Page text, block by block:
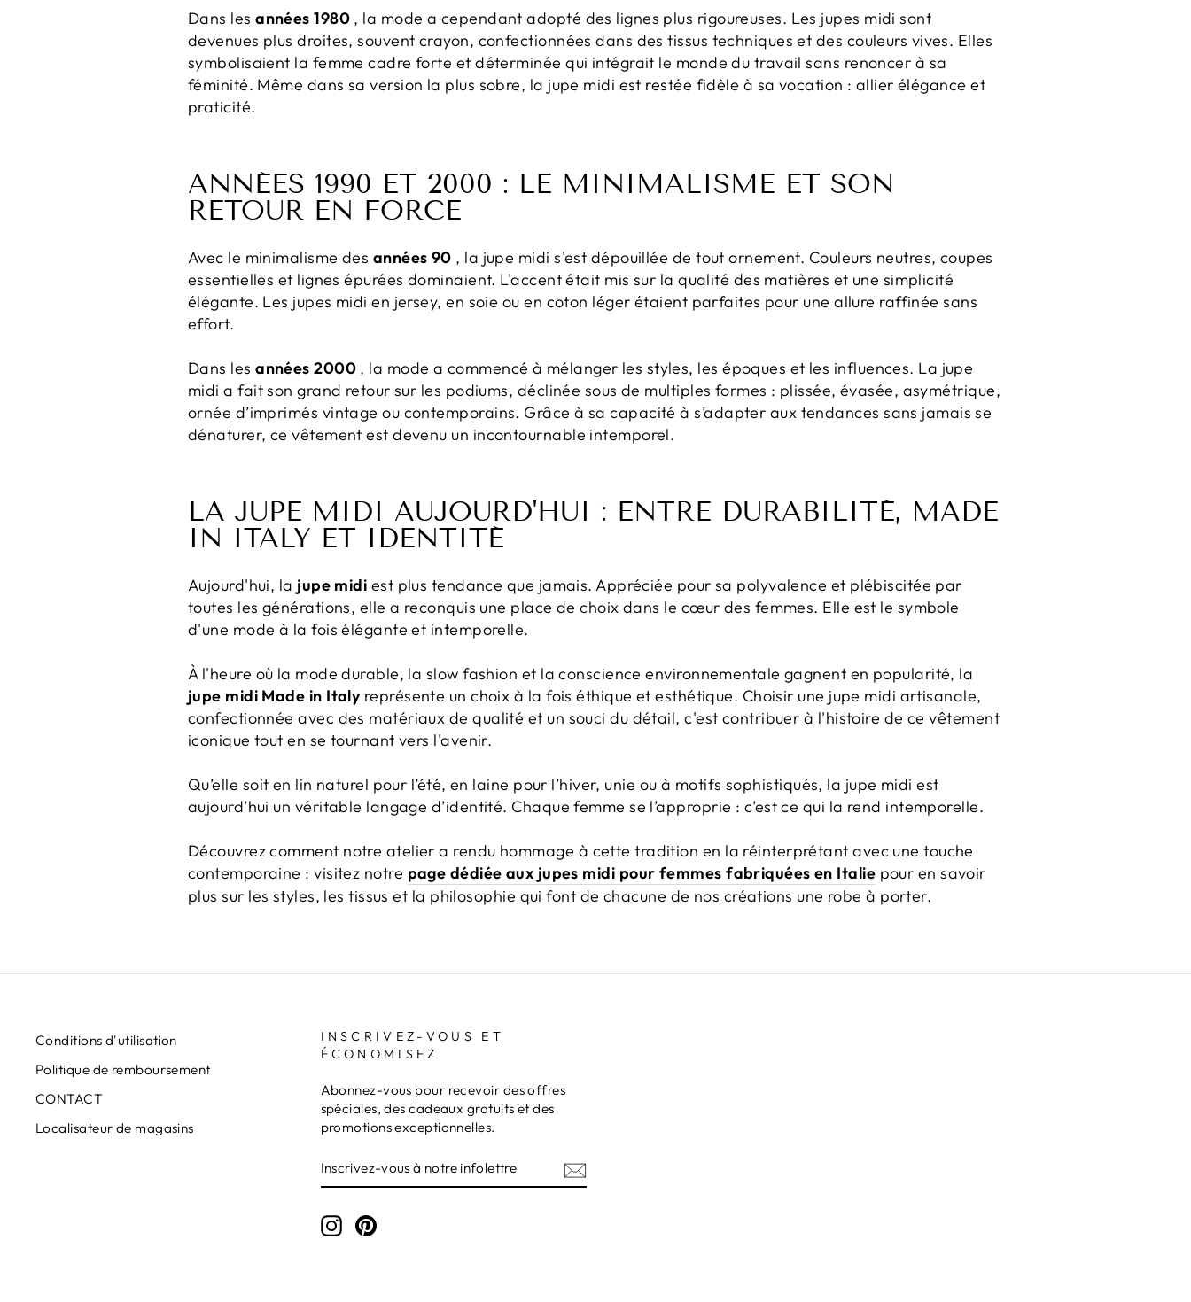
Dans lesannées 1980 , la mode a cependant adopté des lignes plus rigoureuses. Les jupes midi sont
devenues plus droites, souvent crayon, confectionnées dans des tissus techniques et des couleurs vives. Elles
symbolisaient la femme cadre forte et déterminée qui intégrait le monde du travail sans renoncer à sa
féminité. Même dans sa version la plus sobre, la jupe midi est restée fidèle à sa vocation : allier élégance et
praticité.
ANNÉES 1990 ET 2000 : LE MINIMALISME ET SON
RETOUR EN FORCE
Avec le minimalisme des années 90 , la jupe midi s'est dépouillée de tout ornement. Couleurs neutres, coupes
essentielles et lignes épurées dominaient. L'accent était mis sur la qualité des matières et une simplicité
élégante. Les jupes midi en jersey, en soie ou en coton léger étaient parfaites pour une allure raffinée sans
effort.
Dans lesannées 2000 , la mode a commencé à mélanger les styles, les époques et les influences. La jupe
midi a fait son grand retour sur les podiums, déclinée sous de multiples formes : plissée, évasée, asymétrique,
ornée d’imprimés vintage ou contemporains. Grâce à sa capacité à s’adapter aux tendances sans jamais se
dénaturer, ce vêtement est devenu un incontournable intemporel.
LA JUPE MIDI AUJOURD'HUI : ENTRE DURABILITÉ, MADE
IN ITALY ET IDENTITÉ
Aujourd'hui, la jupe midi est plus tendance que jamais. Appréciée pour sa polyvalence et plébiscitée par
toutes les générations, elle a reconquis une place de choix dans le cœur des femmes. Elle est le symbole
d'une mode à la fois élégante et intemporelle.
À l'heure où la mode durable, la slow fashion et la conscience environnementale gagnent en popularité, la
jupe midi Made in Italyreprésente un choix à la fois éthique et esthétique. Choisir une jupe midi artisanale,
confectionnée avec des matériaux de qualité et un souci du détail, c'est contribuer à l'histoire de ce vêtement
iconique tout en se tournant vers l'avenir.
Qu’elle soit en lin naturel pour l’été, en laine pour l’hiver, unie ou à motifs sophistiqués, la jupe midi est
aujourd’hui un véritable langage d’identité. Chaque femme se l’approprie : c’est ce qui la rend intemporelle.
Découvrez comment notre atelier a rendu hommage à cette tradition en la réinterprétant avec une touche
contemporaine : visitez notre page dédiée aux jupes midi pour femmes fabriquées en Italie pour en savoir
plus sur les styles, les tissus et la philosophie qui font de chacune de nos créations une robe à porter.
Conditions d'utilisation
Politique de remboursement
CONTACT
Localisateur de magasins
INSCRIVEZ-VOUS ET
ÉCONOMISEZ
Abonnez-vous pour recevoir des offres
spéciales, des cadeaux gratuits et des
promotions exceptionnelles.
VOUS
À
INFOLETTRE
InstagramPinterest